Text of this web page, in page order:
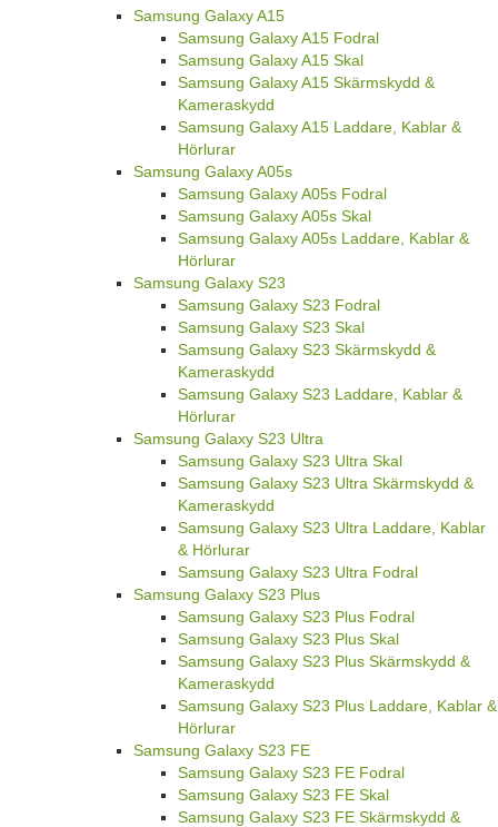
Samsung Galaxy A15
Samsung Galaxy A15 Fodral
Samsung Galaxy A15 Skal
Samsung Galaxy A15 Skärmskydd &
Kameraskydd
Samsung Galaxy A15 Laddare, Kablar &
Hörlurar
Samsung Galaxy A05s
Samsung Galaxy A05s Fodral
Samsung Galaxy A05s Skal
Samsung Galaxy A05s Laddare, Kablar &
Hörlurar
Samsung Galaxy S23
Samsung Galaxy S23 Fodral
Samsung Galaxy S23 Skal
Samsung Galaxy S23 Skärmskydd &
Kameraskydd
Samsung Galaxy S23 Laddare, Kablar &
Hörlurar
Samsung Galaxy S23 Ultra
Samsung Galaxy S23 Ultra Skal
Samsung Galaxy S23 Ultra Skärmskydd &
Kameraskydd
Samsung Galaxy S23 Ultra Laddare, Kablar
& Hörlurar
Samsung Galaxy S23 Ultra Fodral
Samsung Galaxy S23 Plus
Samsung Galaxy S23 Plus Fodral
Samsung Galaxy S23 Plus Skal
Samsung Galaxy S23 Plus Skärmskydd &
Kameraskydd
Samsung Galaxy S23 Plus Laddare, Kablar &
Hörlurar
Samsung Galaxy S23 FE
Samsung Galaxy S23 FE Fodral
Samsung Galaxy S23 FE Skal
Samsung Galaxy S23 FE Skärmskydd &